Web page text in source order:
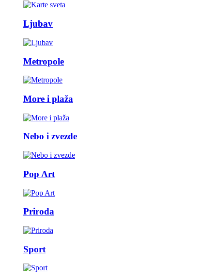
Ljubav
Metropole
More i plaža
Nebo i zvezde
Pop Art
Priroda
Sport